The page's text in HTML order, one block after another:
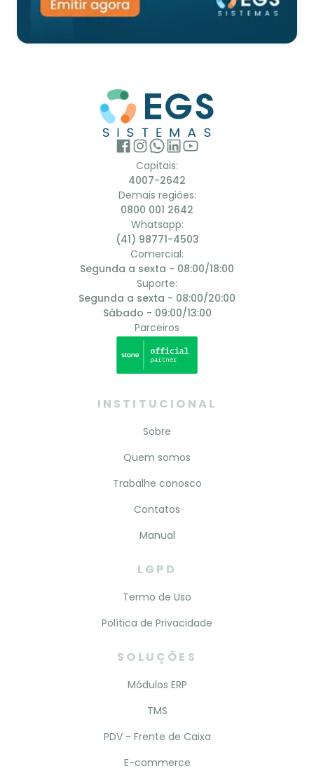
Capitais:
4007-2642
Demais regiões:
0800 001 2642
Whatsapp:
(41) 98771-4503
Comercial:
Segunda a sexta - 08:00/18:00
Suporte:
Segunda a sexta - 08:00/20:00
Sábado - 09:00/13:00
Parceiros
INSTITUCIONAL
Sobre
Quem somos
Trabalhe conosco
Contatos
Manual
LGPD
Termo de Uso
Política de Privacidade
SOLUÇÕES
Módulos ERP
TMS
PDV - Frente de Caixa
E-commerce